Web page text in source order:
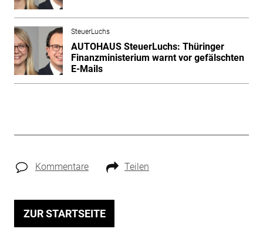
SteuerLuchs
AUTOHAUS SteuerLuchs: Thüringer
Finanzministerium warnt vor gefälschten
E-Mails
Kommentare Teilen
ZUR STARTSEITE